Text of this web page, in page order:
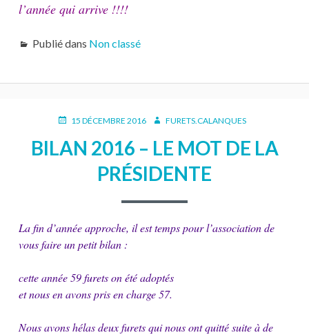
l’année qui arrive !!!!
Publié dans Non classé
PUBLIÉ15 DÉCEMBRE 2016 AUTEUR
FURETS.CALANQUES
BILAN 2016 – LE MOT DE LA
PRÉSIDENTE
La fin d’année approche, il est temps pour l’association de
vous faire un petit bilan :
cette année 59 furets on été adoptés
et nous en avons pris en charge 57.
Nous avons hélas deux furets qui nous ont quitté suite à de